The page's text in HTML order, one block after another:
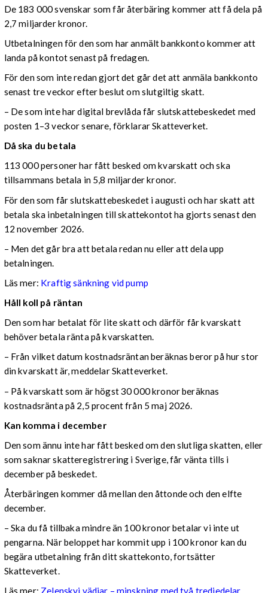
De 183 000 svenskar som får återbäring kommer att få dela på
2,7 miljarder kronor.
Utbetalningen för den som har anmält bankkonto kommer att
landa på kontot senast på fredagen.
För den som inte redan gjort det går det att anmäla bankkonto
senast tre veckor efter beslut om slutgiltig skatt.
– De som inte har digital brevlåda får slutskattebeskedet med
posten 1–3 veckor senare, förklarar Skatteverket.
Då ska du betala
113 000 personer har fått besked om kvarskatt och ska
tillsammans betala in 5,8 miljarder kronor.
För den som får slutskattebeskedet i augusti och har skatt att
betala ska inbetalningen till skattekontot ha gjorts senast den
12 november 2026.
– Men det går bra att betala redan nu eller att dela upp
betalningen.
Läs mer: Kraftig sänkning vid pump
Håll koll på räntan
Den som har betalat för lite skatt och därför får kvarskatt
behöver betala ränta på kvarskatten.
– Från vilket datum kostnadsräntan beräknas beror på hur stor
din kvarskatt är, meddelar Skatteverket.
– På kvarskatt som är högst 30 000 kronor beräknas
kostnadsränta på 2,5 procent från 5 maj 2026.
Kan komma i december
Den som ännu inte har fått besked om den slutliga skatten, eller
som saknar skatteregistrering i Sverige, får vänta tills i
december på beskedet.
Återbäringen kommer då mellan den åttonde och den elfte
december.
– Ska du få tillbaka mindre än 100 kronor betalar vi inte ut
pengarna. När beloppet har kommit upp i 100 kronor kan du
begära utbetalning från ditt skattekonto, fortsätter
Skatteverket.